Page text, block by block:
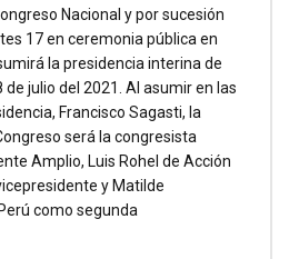
Nacional y por sucesión
17 en ceremonia pública en
la presidencia interina de
de julio del 2021. Al asumir en las
Francisco Sagasti, la
será la congresista
Amplio, Luis Rohel de Acción
y Matilde
como segunda